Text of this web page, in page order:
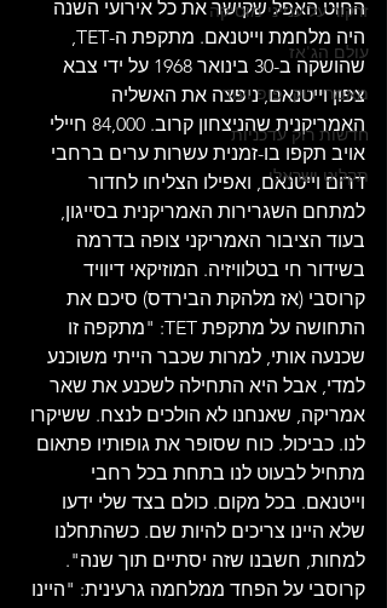
זרקור על ענייני מוסיקה
עולם הג'אז
מאמרי רוק, פופ ועוד
חדשות רוק עדכניות
תקליט ישראלי
החוט האפל שקישר את כל אירועי השנה
היה מלחמת וייטנאם. מתקפת ה-TET,
שהושקה ב-30 בינואר 1968 על ידי צבא
צפון וייטנאם, ניפצה את האשליה
האמריקנית שהניצחון קרוב. 84,000 חיילי
אויב תקפו בו-זמנית עשרות ערים ברחבי
דרום וייטנאם, ואפילו הצליחו לחדור
למתחם השגרירות האמריקנית בסייגון,
בעוד הציבור האמריקני צופה בדרמה
בשידור חי בטלוויזיה. המוזיקאי דיוויד
קרוסבי (אז מלהקת הבירדס) סיכם את
התחושה על מתקפת TET: "מתקפה זו
שכנעה אותי, למרות שכבר הייתי משוכנע
למדי, אבל היא התחילה לשכנע את שאר
אמריקה, שאנחנו לא הולכים לנצח. ששיקרו
לנו. כביכול. כוח שסופר את גופותיו פתאום
מתחיל לבעוט לנו בתחת בכל רחבי
וייטנאם. בכל מקום. כולם בצד שלי ידעו
שלא היינו צריכים להיות שם. כשהתחלנו
למחות, חשבנו שזה יסתיים תוך שנה".
קרוסבי על הפחד ממלחמה גרעינית: "היינו